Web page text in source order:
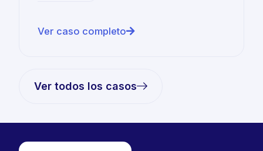
Ver caso completo
Ver todos los casos